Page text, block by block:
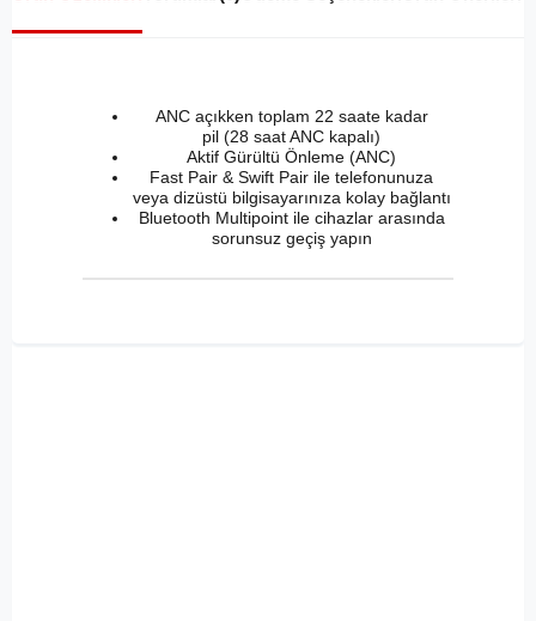
ANC açıkken toplam 22 saate kadar
pil (28 saat ANC kapalı)
Aktif Gürültü Önleme (ANC)
Fast Pair & Swift Pair ile telefonunuza
veya dizüstü bilgisayarınıza kolay bağlantı
Bluetooth Multipoint ile cihazlar arasında
sorunsuz geçiş yapın